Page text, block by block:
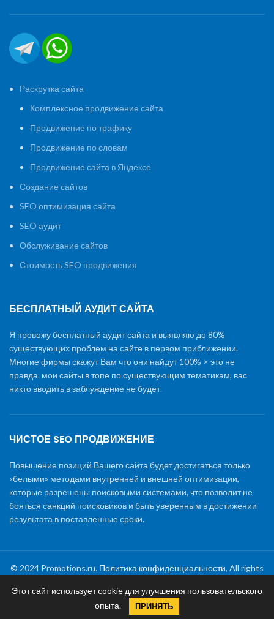
Раскрутка сайта
Комплексное продвижение сайта
Продвижение по трафику
Продвижение по словам
Продвижение сайта в Яндексе
Создание сайтов
SEO оптимизация сайта
SEO аудит
Обслуживание сайтов
Стоимость SEO продвижения
БЕСПЛАТНЫЙ АУДИТ САЙТА
Я провожу бесплатный аудит сайта и выявляю до 80%
существующих проблем на сайте в первом приближении.
Многие фирмы скажут Вам что они найдут 100% > это не
правда. мои сайты в топе по существующим тематикам, вас
никто вводить в заблуждение не будет.
ЧИСТОЕ SEO ПРОДВИЖЕНИЕ
Повышение позиций Вашего сайта будет достигаться только
«белыми» методами внутренней и внешней оптимизации,
которые разрешены поисковыми системами, что позволит не
бояться санкций поисковиков и быть уверенным в достижении
результата в поставленные сроки.
© 2024 Promotions.ru. Политика конфиденциальности, All rights
reserved
Раскрутка сайта |Создание сайтов|Обслуживание и
поддержка сайтов|Стоимость SEO продвижения
Этот сайт использует cookie для улучшения пользовательского
опыта.
ПРИНЯТЬ